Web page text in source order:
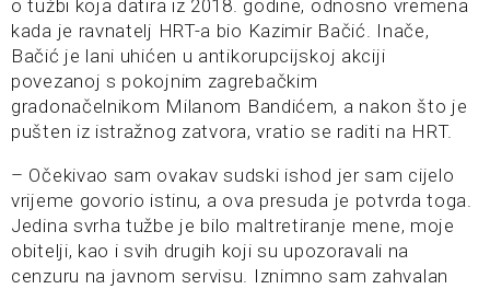
o tužbi koja datira iz 2018. godine, odnosno vremena
kada je ravnatelj HRT-a bio Kazimir Bačić. Inače,
Bačić je lani uhićen u antikorupcijskoj akciji
povezanoj s pokojnim zagrebačkim
gradonačelnikom Milanom Bandićem, a nakon što je
pušten iz istražnog zatvora, vratio se raditi na HRT.
– Očekivao sam ovakav sudski ishod jer sam cijelo
vrijeme govorio istinu, a ova presuda je potvrda toga.
Jedina svrha tužbe je bilo maltretiranje mene, moje
obitelji, kao i svih drugih koji su upozoravali na
cenzuru na javnom servisu. Iznimno sam zahvalan